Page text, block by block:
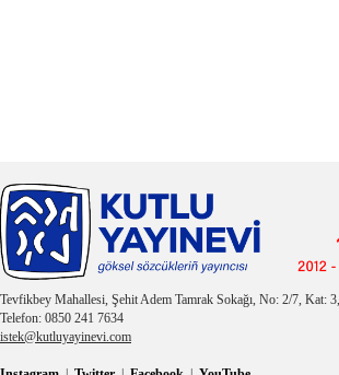
Tevfikbey Mahallesi, Şehit Adem Tamrak Sokağı, No: 2/7, Kat:
Telefon: 0850 241 7634
istek@kutluyayinevi.com